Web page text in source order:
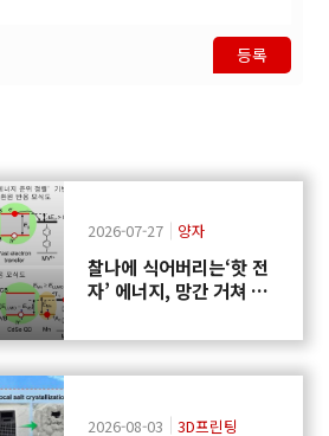
등록
2026-07-27 양자
찰나에 식어버리는‘핫 전
자’ 에너지, 망간 거쳐 화
2026-08-03 3D프린팅